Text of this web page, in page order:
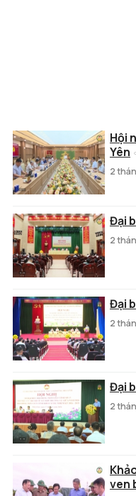
Hội
Yên
2
Đại
2
Đại
2
Đại
2
ven